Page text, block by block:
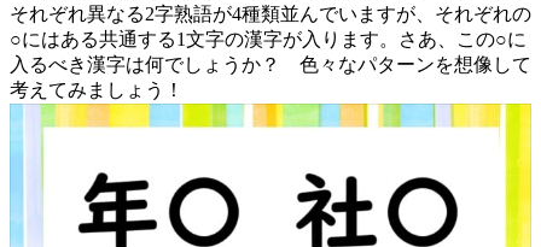
それぞれ異なる2字熟語が4種類並んでいますが、それぞれの
○にはある共通する1文字の漢字が入ります。さあ、この○に
入るべき漢字は何でしょうか？ 色々なパターンを想像して
考えてみましょう！